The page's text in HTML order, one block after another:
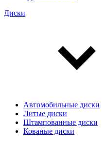
Диски
Автомобильные диски
Литые диски
Штампованные диски
Кованые диски